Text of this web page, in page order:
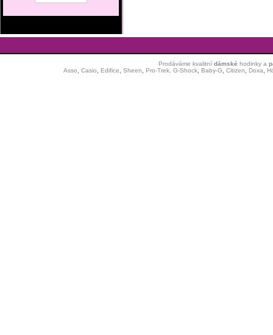
Prodáváme kvalitní dámské hodinkya
Asso
Casio Edifice Sheen Pro-Trek, G-Shock, Baby-G Citizen Doxa